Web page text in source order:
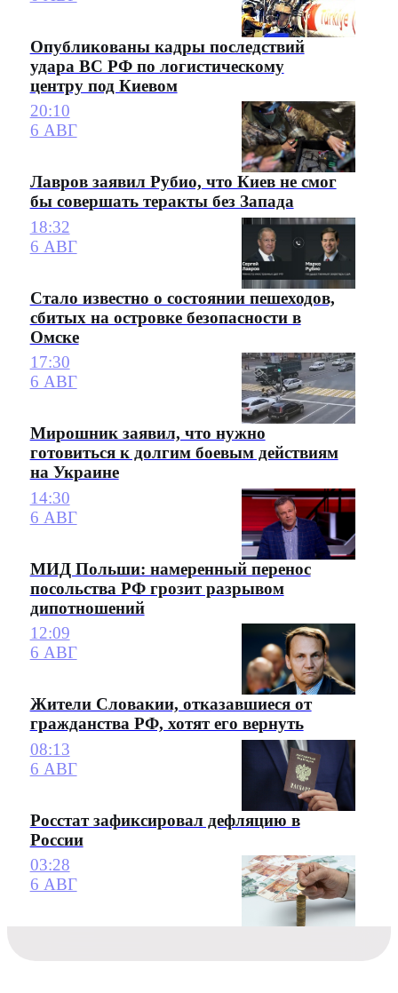
Опубликованы кадры последствий
удара ВС РФ по логистическому
центру под Киевом
20:10
6 АВГ
Лавров заявил Рубио, что Киев не смог
бы совершать теракты без Запада
18:32
6 АВГ
Стало известно о состоянии пешеходов,
сбитых на островке безопасности в
Омске
17:30
6 АВГ
Мирошник заявил, что нужно
готовиться к долгим боевым действиям
на Украине
14:30
6 АВГ
МИД Польши: намеренный перенос
посольства РФ грозит разрывом
дипотношений
12:09
6 АВГ
Жители Словакии, отказавшиеся от
гражданства РФ, хотят его вернуть
08:13
6 АВГ
Росстат зафиксировал дефляцию в
России
03:28
6 АВГ